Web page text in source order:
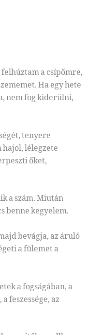
a csípőmre,
Ha egy hete
nem fog kiderülni,
tenyere
hajol, lélegzete
őket,
a szám. Miután
benne kegyelem.
bevágja, az áruló
a fülemet a
a fogságában, a
feszessége, az